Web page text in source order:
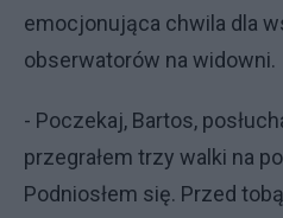
emocjonująca chwila dla
obserwatorów na widowni.
- Poczekaj, Bartos,
przegrałem trzy walki na
Podniosłem się. Przed